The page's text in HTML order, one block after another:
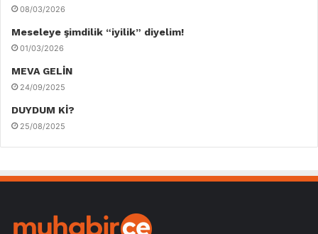
08/03/2026
Meseleye şimdilik “iyilik” diyelim!
01/03/2026
MEVA GELİN
24/09/2025
DUYDUM Kİ?
25/08/2025